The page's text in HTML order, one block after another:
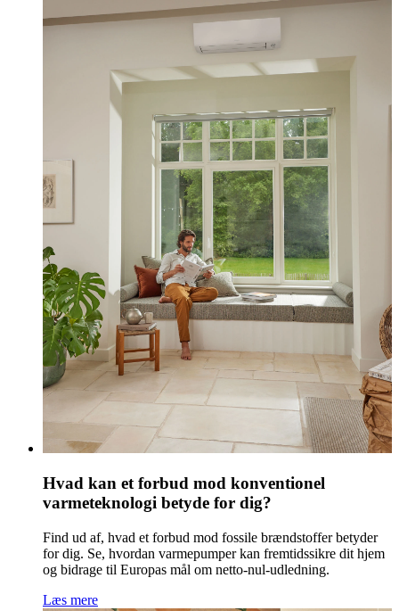
Hvad kan et forbud mod konventionel
varmeteknologi betyde for dig?
Find ud af, hvad et forbud mod fossile brændstoffer betyder
for dig. Se, hvordan varmepumper kan fremtidssikre dit hjem
og bidrage til Europas mål om netto-nul-udledning.
Læs mere